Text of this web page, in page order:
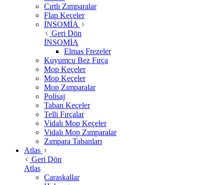
Cırtlı Zımparalar
Flap Keçeler
İNSOMİA
Geri Dön
İNSOMİA
Elmas Frezeler
Kuyumcu Bez Fırça
Mop Keçeler
Mop Keçeler
Mop Zımparalar
Polisaj
Taban Keçeler
Telli Fırçalar
Vidalı Mop Keçeler
Vidalı Mop Zımparalar
Zımpara Tabanları
Atlas
Geri Dön
Atlas
Caraskallar